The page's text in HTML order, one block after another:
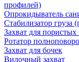
профилей)
Опрокидыватель
Стабилизатор
Захват для пористых
Ротатор
Захват для бочек
Вилочный захват